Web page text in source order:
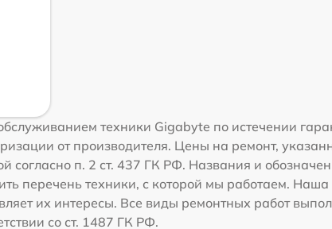
техники Gigabyte по истечении
от производителя. Цены на ремонт,
согласно п. 2 ст. 437 ГК РФ. Названия и
перечень техники, с которой мы работаем.
их интересы. Все виды ремонтных работ
со ст. 1487 ГК РФ.